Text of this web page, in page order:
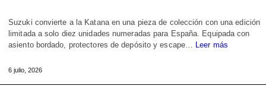
Suzuki convierte a la Katana en una pieza de colección con una edición
limitada a solo diez unidades numeradas para España. Equipada con
asiento bordado, protectores de depósito y escape…
Leer más
6 julio, 2026